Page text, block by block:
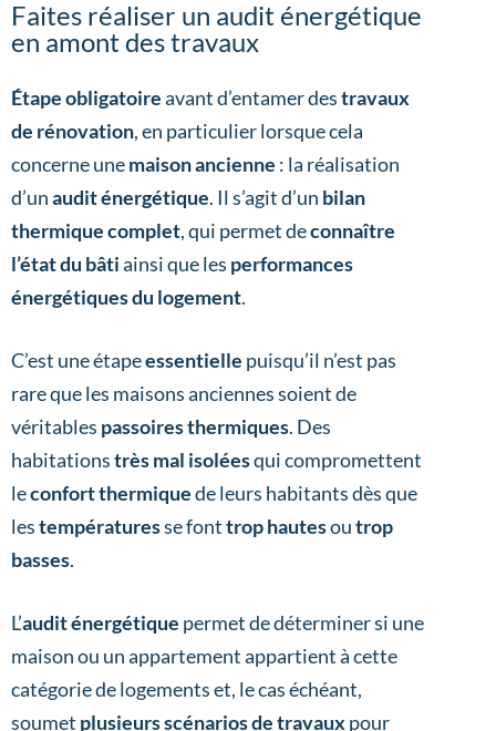
Faites réaliser un audit énergétique
en amont des travaux
Étape obligatoireavant d’entamer destravaux
de rénovation, en particulier lorsque cela
concerne unemaison ancienne : la réalisation
d’unaudit énergétique. Il s’agit d’un bilan
thermique complet, qui permet deconnaître
l’état du bâtiainsi que les performances
énergétiques du logement.
C’est une étapeessentielle puisqu’il n’est pas
rare que les maisons anciennes soient de
véritables passoires thermiques. Des
habitationstrès mal isoléesqui compromettent
leconfort thermiquede leurs habitants dès que
lestempératuresse fonttrop hautesoutrop
basses.
L’audit énergétique permet de déterminer si une
maison ou un appartement appartient à cette
catégorie de logements et, le cas échéant,
soumet plusieurs scénarios de travaux pour